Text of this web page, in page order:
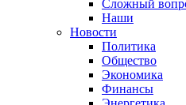
Сложный
Наши
Новости
Политика
Общество
Экономика
Финансы